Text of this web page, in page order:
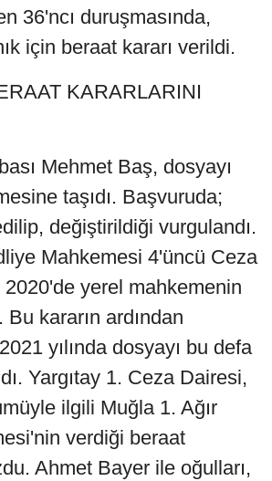
36'ncı duruşmasında,
için beraat kararı verildi.
KARARLARINI
Mehmet Baş, dosyayı
taşıdı. Başvuruda;
değiştirildiği vurgulandı.
Mahkemesi 4'üncü Ceza
2020'de yerel mahkemenin
Bu kararın ardından
yılında dosyayı bu defa
Yargıtay 1. Ceza Dairesi,
ilgili Muğla 1. Ağır
verdiği beraat
Ahmet Bayer ile oğulları,